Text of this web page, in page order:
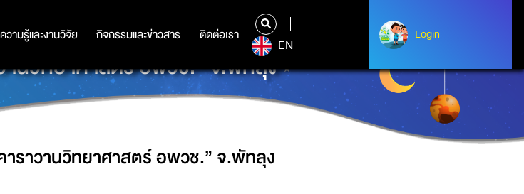
วามรู้และงานวิจัย กิจกรรมและข่าวสาร ติดต่อเรา
วามรู้และงานวิจัย กิจกรรมและข่าวสาร ติดต่อเรา
EN
Login
Login
านวิทยาศาสตร์ อพวช.” จ.พัทลุง
าราวานวิทยาศาสตร์ อพวช.” จ.พัทลุง